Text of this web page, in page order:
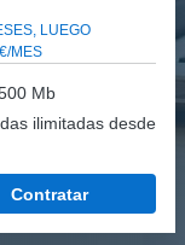
LUEGO
MES
Mb
ilimitadas desde
Contratar